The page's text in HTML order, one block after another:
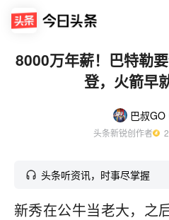
8000万年薪！巴特勒
登，火箭早
巴叔GO
头条新锐创作者
头条听资讯，时事尽掌握
新秀在公牛当老大，之